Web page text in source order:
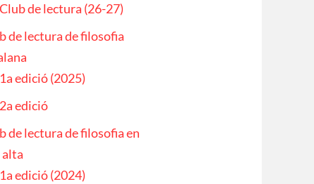
Club de lectura (26-27)
de lectura de filosofia
1a edició (2025)
2a edició
de lectura de filosofia en
alta
1a edició (2024)